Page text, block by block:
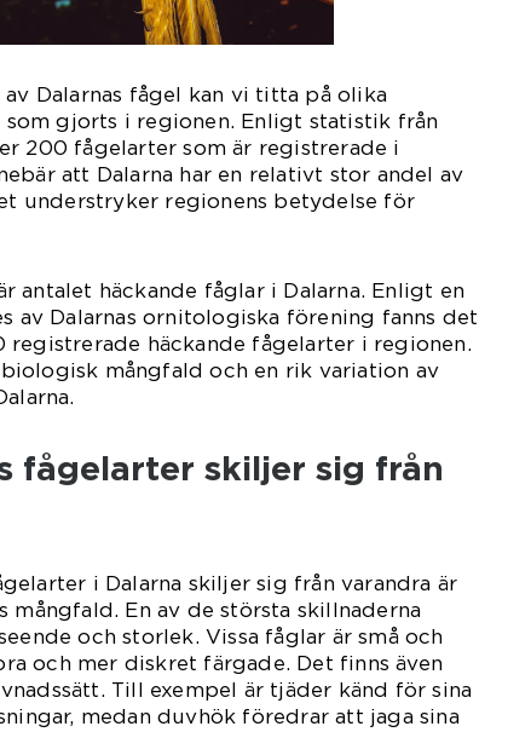
Dalarnas fågel kan vi titta på olika
gjorts i regionen. Enligt statistik från
200 fågelarter som är registrerade i
att Dalarna har en relativt stor andel av
understryker regionens betydelse för
antalet häckande fåglar i Dalarna. Enligt en
av Dalarnas ornitologiska förening fanns det
registrerade häckande fågelarter i regionen.
mångfald och en rik variation av
fågelarter skiljer sig från
i Dalarna skiljer sig från varandra är
En av de största skillnaderna
och storlek. Vissa fåglar är små och
och mer diskret färgade. Det finns även
Till exempel är tjäder känd för sina
medan duvhök föredrar att jaga sina